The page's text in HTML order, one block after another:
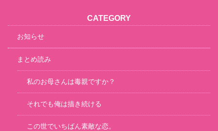
CATEGORY
お知らせ
まとめ読み
私のお母さんは毒親ですか？
それでも俺は描き続ける
この世でいちばん素敵な恋。